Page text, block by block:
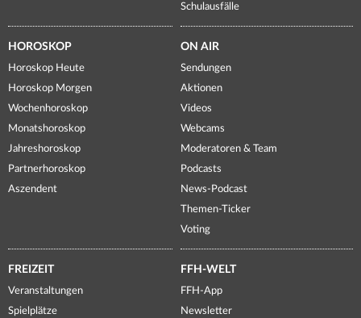
Schulausfälle
HOROSKOP
Horoskop Heute
Horoskop Morgen
Wochenhoroskop
Monatshoroskop
Jahreshoroskop
Partnerhoroskop
Aszendent
ON AIR
Sendungen
Aktionen
Videos
Webcams
Moderatoren & Team
Podcasts
News-Podcast
Themen-Ticker
Voting
FREIZEIT
Veranstaltungen
Spielplätze
FFH-WELT
FFH-App
Newsletter